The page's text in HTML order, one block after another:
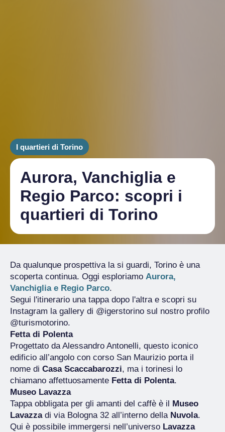
I quartieri di Torino
Aurora, Vanchiglia e
Regio Parco: scopri i
quartieri di Torino
Da qualunque prospettiva la si guardi, Torino è una
scoperta continua. Oggi esploriamo Aurora,
Vanchiglia e Regio Parco.
Segui l'itinerario una tappa dopo l'altra e scopri su
Instagram la gallery di @igerstorino sul nostro profilo
@turismotorino.
Fetta di Polenta
Progettato da Alessandro Antonelli, questo iconico
edificio all’angolo con corso San Maurizio porta il
nome di Casa Scaccabarozzi, ma i torinesi lo
chiamano affettuosamente Fetta di Polenta.
Museo Lavazza
Tappa obbligata per gli amanti del caffè è il Museo
Lavazzadi via Bologna 32 all’interno della Nuvola.
Qui è possibile immergersi nell’universo Lavazza